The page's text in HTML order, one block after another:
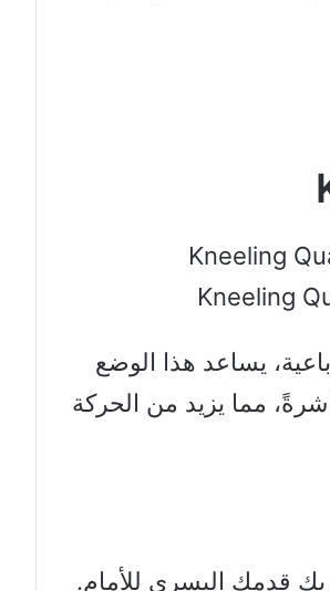
يساعد هذا الوضع
مما يزيد من الحركة
قدمك اليسرى للأمام.